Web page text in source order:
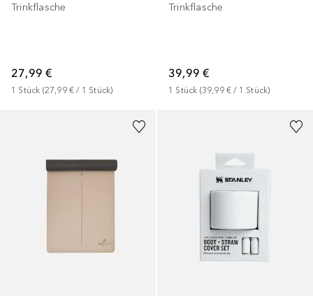
Trinkflasche
27,99 €
1 Stück (27,99 € / 1 Stück)
Trinkflasche
39,99 €
1 Stück (39,99 € / 1 Stück)